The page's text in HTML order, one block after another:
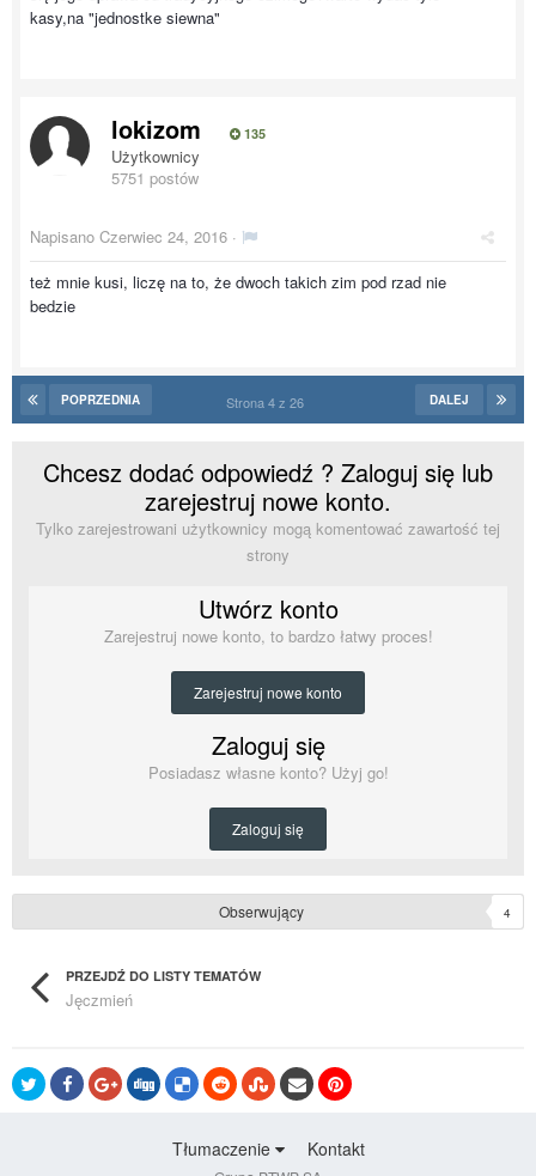
kasy,na "jednostke siewna"
lokizom 135
Użytkownicy
5751 postów
Napisano Czerwiec 24, 2016 ·
też mnie kusi, liczę na to, że dwoch takich zim pod rzad nie
bedzie
POPRZEDNIA DALEJ
Strona 4 z 26
Chcesz dodać odpowiedź ? Zaloguj się lub
zarejestruj nowe konto.
Tylko zarejestrowani użytkownicy mogą komentować zawartość tej
strony
Utwórz konto
Zarejestruj nowe konto, to bardzo łatwy proces!
Zarejestruj nowe konto
Zaloguj się
Posiadasz własne konto? Użyj go!
Zaloguj się
Obserwujący 4
PRZEJDŹ DO LISTY TEMATÓW
Jęczmień
Tłumaczenie Kontakt